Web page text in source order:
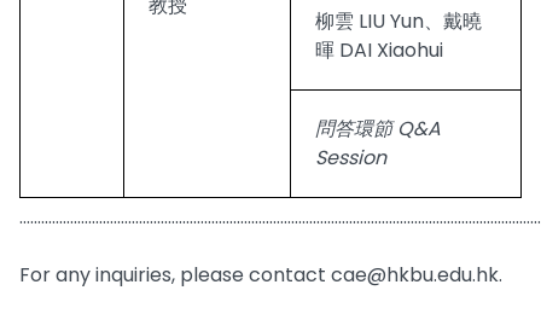
教授
柳雲 LIU Yun、戴曉
暉 DAI Xiaohui
問答環節 Q&A
Session
For any inquiries, please contact cae@hkbu.edu.hk.